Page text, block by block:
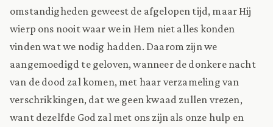
omstandigheden geweest de afgelopen tijd, maar Hij
wierp ons nooit waar we in Hem niet alles konden
vinden wat we nodig hadden. Daarom zijn we
aangemoedigd te geloven, wanneer de donkere nacht
van de dood zal komen, met haar verzameling van
verschrikkingen, dat we geen kwaad zullen vrezen,
want dezelfde God zal met ons zijn als onze hulp en